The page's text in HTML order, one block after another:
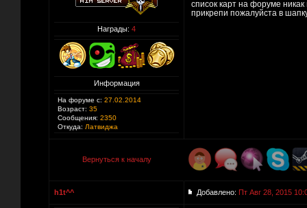
Награды: 4
Информация
На форуме с: 27.02.2014
Возраст: 35
Сообщения: 2350
Откуда: Латвиджа
список карт на форуме
прикрепи пожалуйста в
Вернуться к началу
h1t^^ Добавлено: Пт Авг 28, 2015